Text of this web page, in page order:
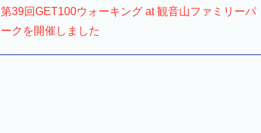
第39回GET100ウォーキング at 観音山ファミリーパ
ークを開催しました